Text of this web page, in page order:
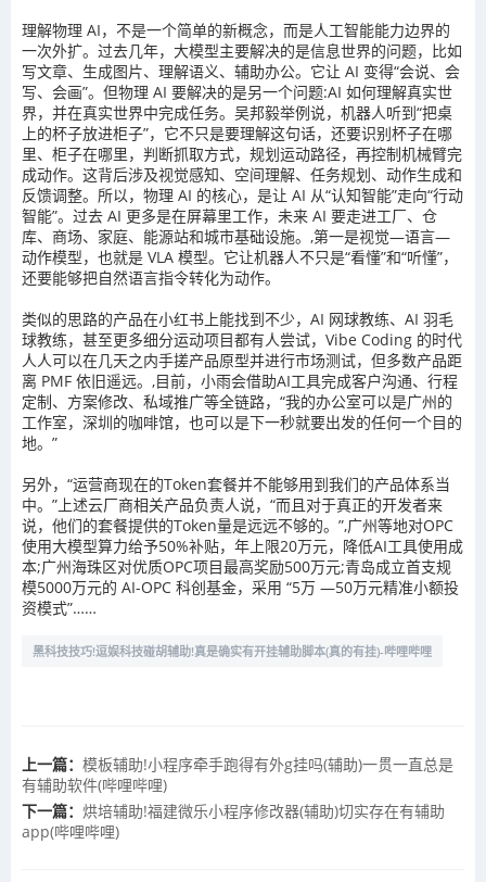
理解物理 AI，不是一个简单的新概念，而是人工智能能力边界的
一次外扩。过去几年，大模型主要解决的是信息世界的问题，比如
写文章、生成图片、理解语义、辅助办公。它让 AI 变得“会说、会
写、会画”。但物理 AI 要解决的是另一个问题:AI 如何理解真实世
界，并在真实世界中完成任务。吴邦毅举例说，机器人听到“把桌
上的杯子放进柜子”，它不只是要理解这句话，还要识别杯子在哪
里、柜子在哪里，判断抓取方式，规划运动路径，再控制机械臂完
成动作。这背后涉及视觉感知、空间理解、任务规划、动作生成和
反馈调整。所以，物理 AI 的核心，是让 AI 从“认知智能”走向“行动
智能”。过去 AI 更多是在屏幕里工作，未来 AI 要走进工厂、仓
库、商场、家庭、能源站和城市基础设施。,第一是视觉—语言—
动作模型，也就是 VLA 模型。它让机器人不只是“看懂”和“听懂”，
还要能够把自然语言指令转化为动作。
类似的思路的产品在小红书上能找到不少，AI 网球教练、AI 羽毛
球教练，甚至更多细分运动项目都有人尝试，Vibe Coding 的时代
人人可以在几天之内手搓产品原型并进行市场测试，但多数产品距
离 PMF 依旧遥远。,目前，小雨会借助AI工具完成客户沟通、行程
定制、方案修改、私域推广等全链路，“我的办公室可以是广州的
工作室，深圳的咖啡馆，也可以是下一秒就要出发的任何一个目的
地。”
另外，“运营商现在的Token套餐并不能够用到我们的产品体系当
中。”上述云厂商相关产品负责人说，“而且对于真正的开发者来
说，他们的套餐提供的Token量是远远不够的。”,广州等地对OPC
使用大模型算力给予50%补贴，年上限20万元，降低AI工具使用成
本;广州海珠区对优质OPC项目最高奖励500万元;青岛成立首支规
模5000万元的 AI-OPC 科创基金，采用 “5万 —50万元精准小额投
资模式”……
黑科技技巧!逗娱科技碰胡辅助!真是确实有开挂辅助脚本(真的有挂)-哔哩哔哩
上一篇： 模板辅助!小程序牵手跑得有外g挂吗(辅助)一贯一直总是
有辅助软件(哔哩哔哩)
下一篇： 烘培辅助!福建微乐小程序修改器(辅助)切实存在有辅助
app(哔哩哔哩)